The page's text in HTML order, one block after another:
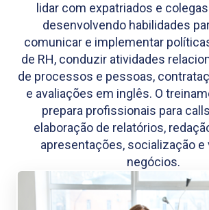
lidar com expatriados e
desenvolvendo habilidades
comunicar e implementar
de RH, conduzir atividades
de processos e pessoas,
e avaliações em inglês. O
prepara profissionais para
elaboração de relatórios,
apresentações, socialização e
negócios.​